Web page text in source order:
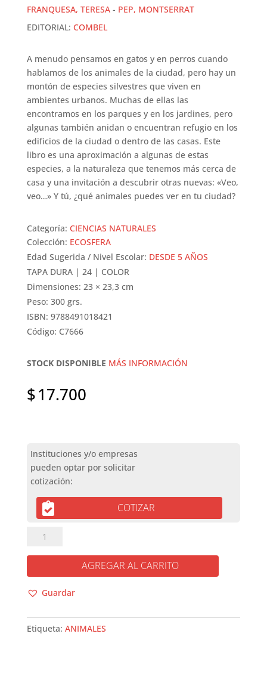
FRANQUESA, TERESA- PEP, MONTSERRAT
EDITORIAL: COMBEL
A menudo pensamos en gatos y en perros cuando
hablamos de los animales de la ciudad, pero hay un
montón de especies silvestres que viven en
ambientes urbanos. Muchas de ellas las
encontramos en los parques y en los jardines, pero
algunas también anidan o encuentran refugio en los
edificios de la ciudad o dentro de las casas. Este
libro es una aproximación a algunas de estas
especies, a la naturaleza que tenemos más cerca de
casa y una invitación a descubrir otras nuevas: «Veo,
veo…» Y tú, ¿qué animales puedes ver en tu ciudad?
Categoría: CIENCIAS NATURALES
Colección: ECOSFERA
Edad Sugerida / Nivel Escolar: DESDE 5 AÑOS
TAPA DURA | 24 | COLOR
Dimensiones: 23 × 23,3 cm
Peso: 300 grs.
ISBN: 9788491018421
Código: C7666
STOCK DISPONIBLE MÁS INFORMACIÓN
$17.700
COTIZAR
SALVAJES
LA
CIUDAD
cantidad
AGREGAR AL CARRITO
Guardar
Etiqueta: ANIMALES